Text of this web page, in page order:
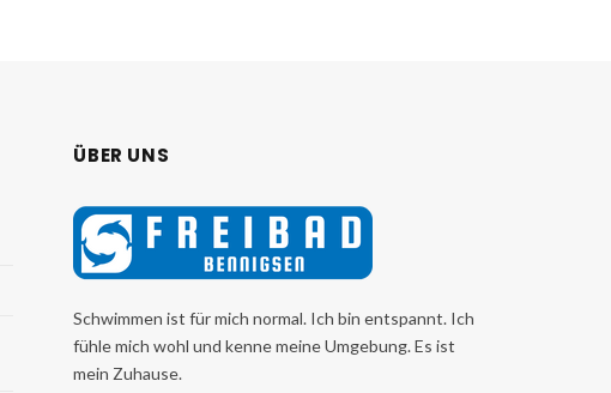
ÜBER UNS
Schwimmen ist für mich normal. Ich bin entspannt. Ich
fühle mich wohl und kenne meine Umgebung. Es ist
mein Zuhause.